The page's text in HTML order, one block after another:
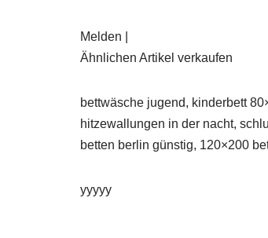
Melden |
Ähnlichen Artikel verkaufen
bettwäsche jugend, kinderbett
hitzewallungen in der nacht,
betten berlin günstig, 120×200
yyyyy